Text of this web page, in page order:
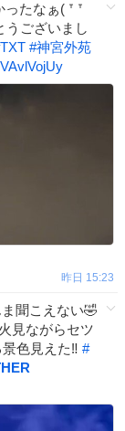
たなぁ( ᐪ ᐪ
ございまし
TXT #神宮外苑
昨日 15:23
聞こえない🤣
見ながらセツ
色見えた‼️ #